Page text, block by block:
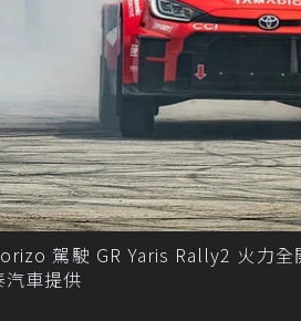
駕駛 GR Yaris Rally2 火力
汽車提供